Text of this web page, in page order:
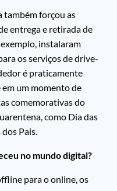
também forçou as
entrega e retirada de
instalaram
os serviços de drive-
é praticamente
um momento de
comemorativas do
como Dia das
Pais.
no mundo digital?
para o online, os